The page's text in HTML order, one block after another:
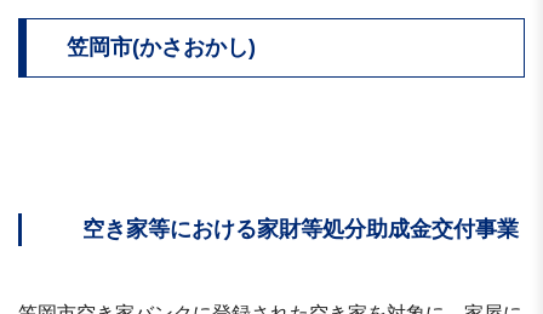
笠岡市(かさおかし)
空き家等における家財等処分助成金交付事業